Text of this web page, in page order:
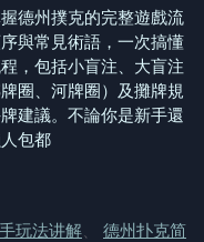
德州撲克的完整遊戲流
與常見術語，一次搞懂
，包括小盲注、大盲注
圈、河牌圈）及攤牌規
建議。不論你是新手還
包都
玩法讲解
德州扑克简